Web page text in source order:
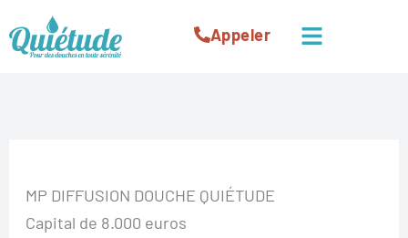
Appeler Menu
MP DIFFUSION DOUCHE QUIÉTUDE
Capital de 8.000 euros